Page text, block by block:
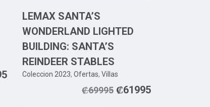
LEMAX SANTA’S
WONDERLAND LIGHTED
BUILDING: SANTA’S
REINDEER STABLES
Coleccion 2023, Ofertas, Villas
₡69995 ₡61995